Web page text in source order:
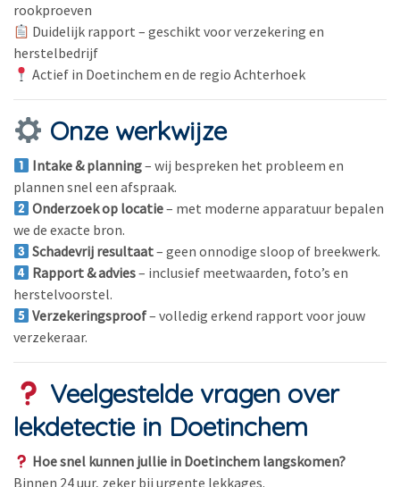
rookproeven
Duidelijk rapport – geschikt voor verzekering en
herstelbedrijf
Actief in Doetinchem en de regio Achterhoek
Onze werkwijze
Intake & planning– wij bespreken het probleem en
plannen snel een afspraak.
Onderzoek op locatie– met moderne apparatuur bepalen
we de exacte bron.
Schadevrij resultaat– geen onnodige sloop of breekwerk.
Rapport & advies– inclusief meetwaarden, foto’s en
herstelvoorstel.
Verzekeringsproof– volledig erkend rapport voor jouw
verzekeraar.
Veelgestelde vragen over
lekdetectie in Doetinchem
Hoe snel kunnen jullie in Doetinchem langskomen?
Binnen 24 uur, zeker bij urgente lekkages.